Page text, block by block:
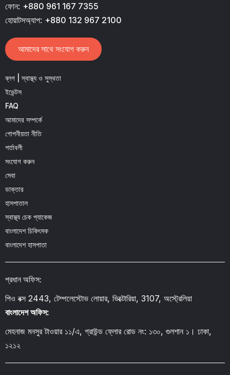
ফোন: +880 961 167 7355
হোয়াটসঅ্যাপ: +880 132 967 2100
আমাদের সাথে সংযোগ করুন
ব্লগ | স্বাস্থ্য ও সুস্থতা
ইভেন্টস
FAQ
আমাদের সম্পর্কে
গোপনীয়তা নীতি
শর্তাবলী
সংযোগ করুন
সেবা
ডাক্তার
হাসপাতাল
স্বাস্থ্য চেক প্যাকেজ
বাংলাদেশ চিকিৎসক
বাংলাদেশ হাসপাতা
প্রধান অফিস:
পিও বক্স 2443, টেম্পলেস্টোভ লোয়ার, ভিক্টোরিয়া, 3107, অস্ট্রেলিয়া
বাংলাদেশ অফিস:
মেহনাজ মনসুর টাওয়ার ১১/এ, গ্রাউন্ড ফ্লোর রোড নং: ১৩০, গুলশান ১। ঢাকা,
১২১২